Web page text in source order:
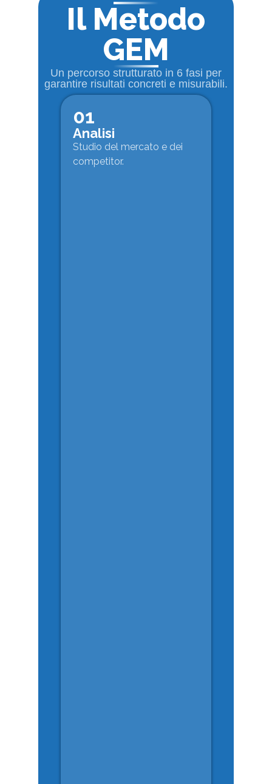
Il Metodo
GEM
Un percorso strutturato in 6 fasi per
garantire risultati concreti e misurabili.
01
Analisi
Studio del mercato e dei
competitor.